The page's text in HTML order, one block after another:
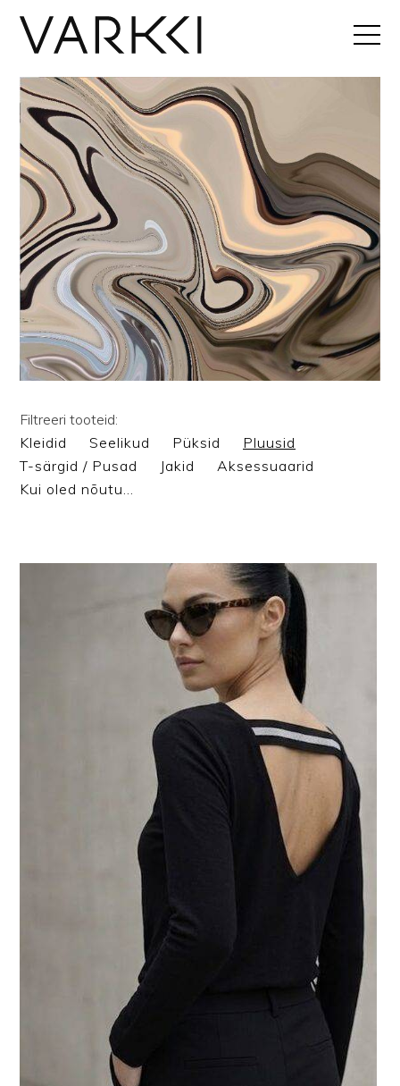
Filtreeri tooteid:
Kleidid
Seelikud Püksid
Pluusid
T-särgid / Pusad
Jakid
Aksessuaarid
Kui oled nõutu…